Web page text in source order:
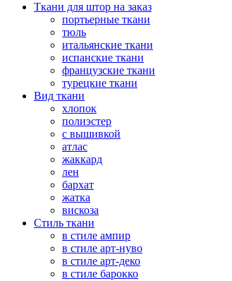
Ткани для штор на заказ
портьерные ткани
тюль
итальянские ткани
испанские ткани
французские ткани
турецкие ткани
Вид ткани
хлопок
полиэстер
с вышивкой
атлас
жаккард
лен
бархат
жатка
вискоза
Стиль ткани
в стиле ампир
в стиле арт-нуво
в стиле арт-деко
в стиле барокко